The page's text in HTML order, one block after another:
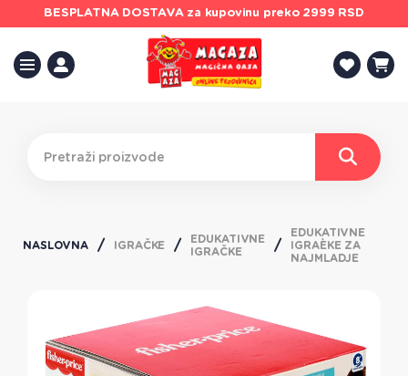
BESPLATNA DOSTAVAza kupovinu preko 2999 RSD
NASLOVNA IGRAČKE
EDUKATIVNE
IGRAČKE
EDUKATIVNE
IGRAÈKE ZA
NAJMLADJE